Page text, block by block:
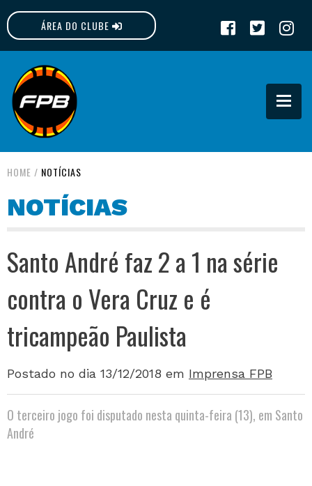
ÁREA DO CLUBE
FPB
HOME / NOTÍCIAS
NOTÍCIAS
Santo André faz 2 a 1 na série
contra o Vera Cruz e é
tricampeão Paulista
Postado no dia 13/12/2018 em Imprensa FPB
O terceiro jogo foi disputado nesta quinta-feira (13), em Santo
André